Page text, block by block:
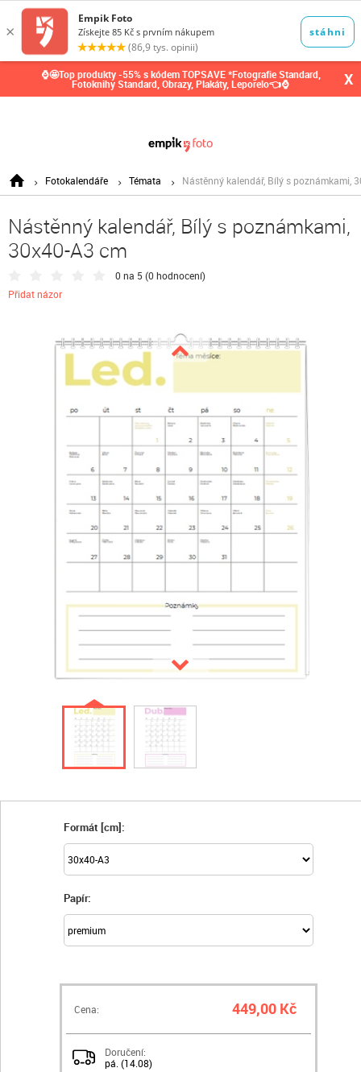
⌚🤩Top produkty -55% s kódem TOPSAVE *Fotografie Standard,
Fotoknihy Standard, Obrazy, Plakáty, Leporelo👈⌚ X
Fotokalendáře Témata Nástěnný kalendář, Bílý s poznámkami,
Nástěnný kalendář, Bílý s poznámkami,
30x40-A3 cm
0 na 5 (0 hodnocení)
Přidat názor
Formát [cm]:
Papír:
Cena: 449,00 Kč
Doručení:
pá. (14.08)